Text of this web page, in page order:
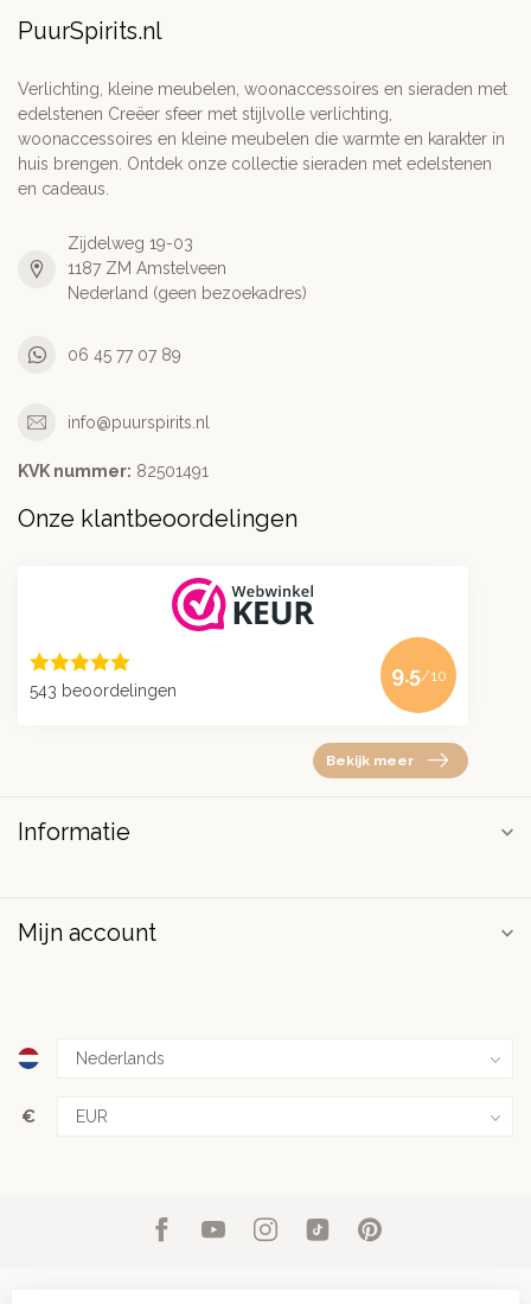
PuurSpirits.nl
Verlichting, kleine meubelen, woonaccessoires en sieraden met
edelstenen Creëer sfeer met stijlvolle verlichting,
woonaccessoires en kleine meubelen die warmte en karakter in
huis brengen. Ontdek onze collectie sieraden met edelstenen
en cadeaus.
Zijdelweg 19-03
1187 ZM Amstelveen
Nederland (geen bezoekadres)
06 45 77 07 89
info@puurspirits.nl
KVK nummer: 82501491
Onze klantbeoordelingen
543 beoordelingen
9.5/10
Bekijk meer
Informatie
Mijn account
€